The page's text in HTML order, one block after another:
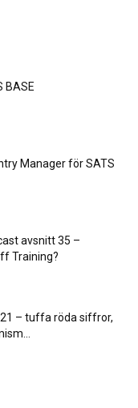
BASE
Manager för SATS
avsnitt 35 –
Training?
– tuffa röda siffror,